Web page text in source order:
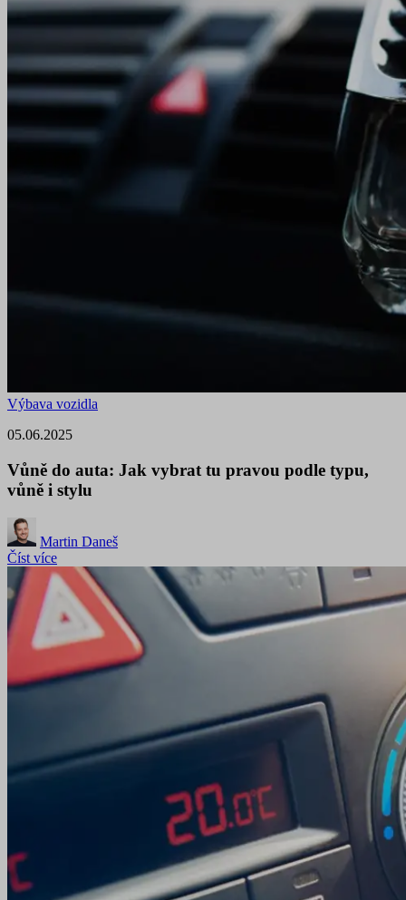
Výbava vozidla
05.06.2025
Vůně do auta: Jak vybrat tu pravou podle typu,
vůně i stylu
Martin Daneš
Číst více